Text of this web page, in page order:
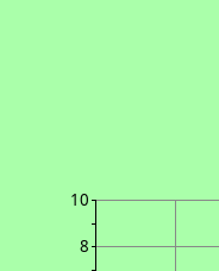
10
8